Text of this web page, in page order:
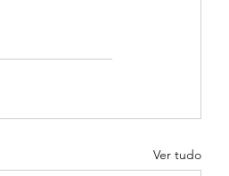
Ver tudo